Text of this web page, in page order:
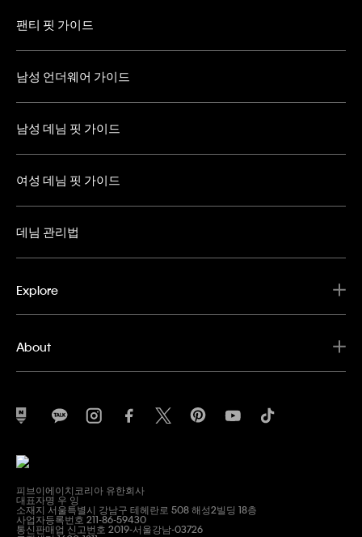
팬티 핏 가이드
남성 언더웨어 가이드
남성 데님 핏 가이드
여성 데님 핏 가이드
데님 관리법
Explore
About
피브이에이치코리아 유한회사
대표자명 우 잉
소재지 서울특별시 강남구 테헤란로 508 해성2빌딩 18층
사업자등록번호 211-86-59430
통신판매업 신고번호 2019-서울강남-03726